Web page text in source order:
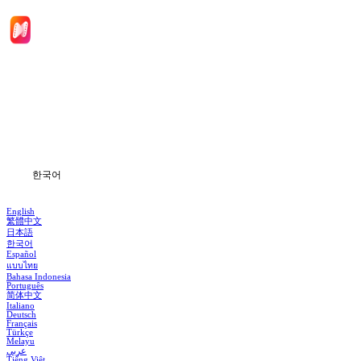
한국어
English
繁體中文
日本語
한국어
Español
แบบไทย
Bahasa Indonesia
Português
简体中文
Italiano
Deutsch
Français
Türkçe
Melayu
عربي